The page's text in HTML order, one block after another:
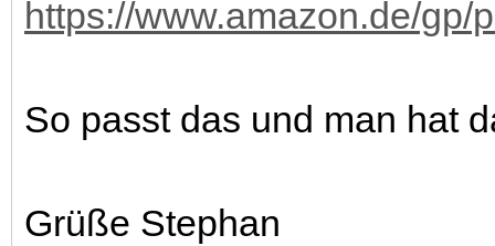
https://www.amazon.de/
So passt das und man hat
Grüße Stephan